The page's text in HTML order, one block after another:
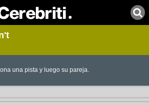
una pista y luego su pareja.